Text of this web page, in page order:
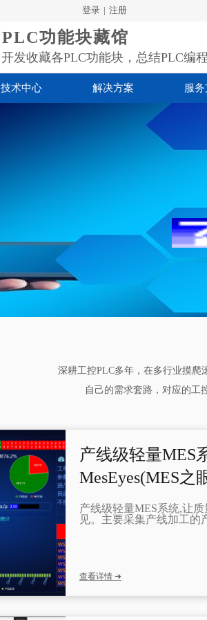
登录 | 注册
PLC功能块藏馆
开发收藏各PLC功能块，总结PLC编
技术中心 解决方案 服
产线级轻量MES
MesEyes(MES之
产线级轻量MES系统,让
见。主要采集产线加工的
查看详情 ➜
深耕工控PLC多年，在多行业摸爬
自己的需求套路，对应的工